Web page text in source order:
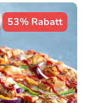
53% Rabatt